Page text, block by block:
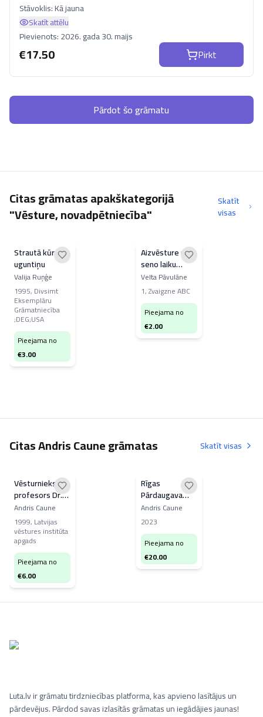
Stāvoklis:Kā jauna
Skatīt attēlu
Pievienots:2026. gada 30. maijs
€17.50 Pirkt
Pārdot šo grāmatu
Citas grāmatas apakškategorijā
"Vēsture, novadpētniecība"
Skatīt
visas
Strautā kūru
uguntiņu
Valija Ruņģe
1995, Divsimt
Eksemplāru
Grāmatniecība
;DEG;USA
Pieejama no
€3.00
Aizvēsture un
seno laiku
vēsture 2. daļa
Velta Pāvulāne
1,Zvaigzne ABC
Pieejama no
€2.00
Citas Andris Caune grāmatas Skatīt visas
Vēsturnieks
profesors Dr.
oec., Dr. hist.
h.c. Edgars
Dunsdorfs
Andris Caune
1999, Latvijas
vēstures institūta
apgads
Pieejama no
€6.00
Rīgas
Pārdaugava
pirms 100
gadiem
Andris Caune
2023
Pieejama no
€20.00
Luta.lv ir grāmatu tirdzniecības platforma, kas apvieno lasītājus un
pārdevējus. Pārdod savas izlasītās grāmatas un iegādājies jaunas!